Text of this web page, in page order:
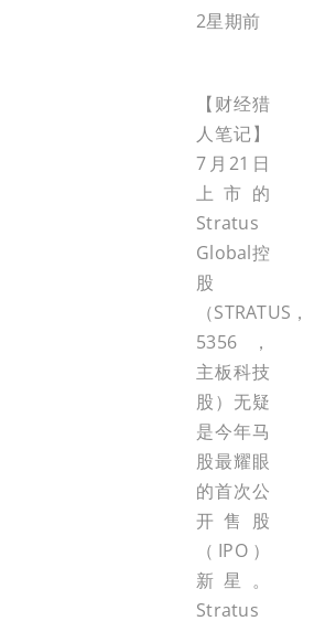
2星期前
【财经猎
人笔记】
7月21日
上市的
Stratus
Global控
股
（STRATUS，
5356，
主板科技
股）无疑
是今年马
股最耀眼
的首次公
开售股
（IPO）
新星。
Stratus